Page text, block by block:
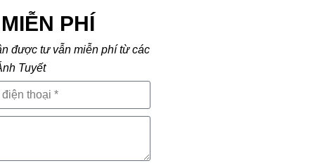
PHÍ
được tư vẫn miễn phí từ các
Tuyết